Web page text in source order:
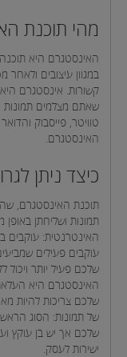
מהי תוכנת
האינסטגרם היא
במגוון עיצובים ולאחר
קשורות. אינסטגרם
שאתם מצלמים תמונות
טוויטר, פייסבוק
האינסטגרם.
כיצד ניתן
תמונות ושליחתן
האינטרנטית: עוקבים
עוקבים פעילים
שלכם פעיל יותר
האינסטגרם היא
שלכם צריכות להיות
של תמונות: הסוג
שלכם אך יש בן עוקץ
ישירות לעסק.